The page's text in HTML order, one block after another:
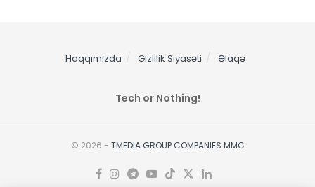
Haqqımızda Gizlilik Siyasəti Əlaqə
Tech or Nothing!
© 2026 - TMEDIA GROUP COMPANIES MMC